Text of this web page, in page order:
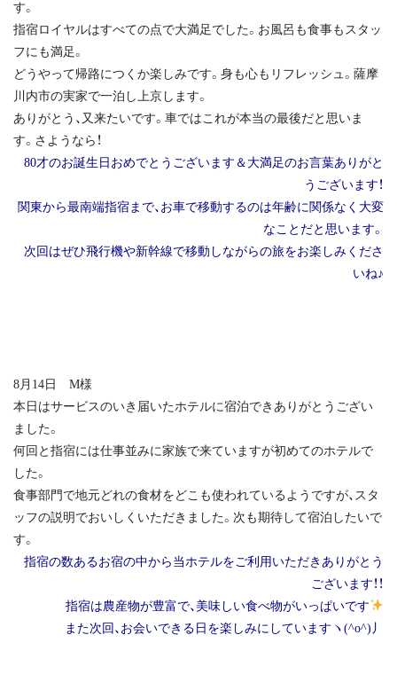
す。
指宿ロイヤルはすべての点で大満足でした。お風呂も食事もスタッ
フにも満足。
どうやって帰路につくか楽しみです。身も心もリフレッシュ。薩摩
川内市の実家で一泊し上京します。
ありがとう、又来たいです。車ではこれが本当の最後だと思いま
す。さようなら！
80才のお誕生日おめでとうございます＆大満足のお言葉ありがと
うございます！
関東から最南端指宿まで、お車で移動するのは年齢に関係なく大変
なことだと思います。
次回はぜひ飛行機や新幹線で移動しながらの旅をお楽しみくださ
いね♪
8月14日 M様
本日はサービスのいき届いたホテルに宿泊できありがとうござい
ました。
何回と指宿には仕事並みに家族で来ていますが初めてのホテルで
した。
食事部門で地元どれの食材をどこも使われているようですが、スタ
ッフの説明でおいしくいただきました。次も期待して宿泊したいで
す。
指宿の数あるお宿の中から当ホテルをご利用いただきありがとう
ございます！！
指宿は農産物が豊富で、美味しい食べ物がいっぱいです
また次回、お会いできる日を楽しみにしていますヽ(^o^)丿